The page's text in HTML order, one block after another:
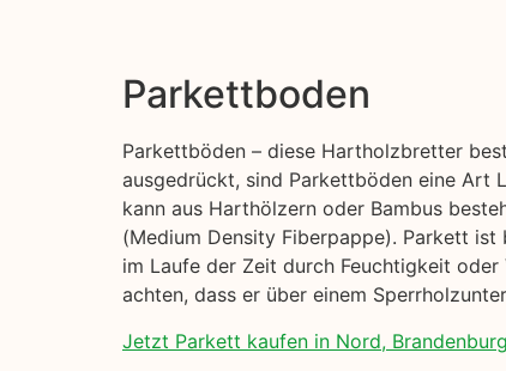
Parkettboden
Parkettböden – diese Hartholzbretter
ausgedrückt, sind Parkettböden eine Art
kann aus Harthölzern oder Bambus
(Medium Density Fiberpappe). Parkett
im Laufe der Zeit durch Feuchtigkeit
achten, dass er über einem
Jetzt Parkett kaufen in Nord,